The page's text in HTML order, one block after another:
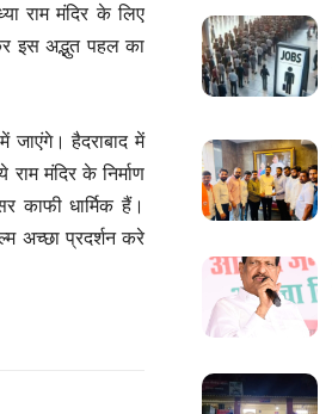
राम मंदिर के लिए
इस अद्भुत पहल का
हैदराबाद में
मंदिर के निर्माण
काफी धार्मिक हैं।
अच्छा प्रदर्शन करे